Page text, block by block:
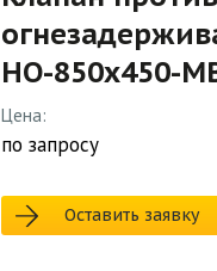
НО-850х450-
Цена:
по запросу
Оставить заявку